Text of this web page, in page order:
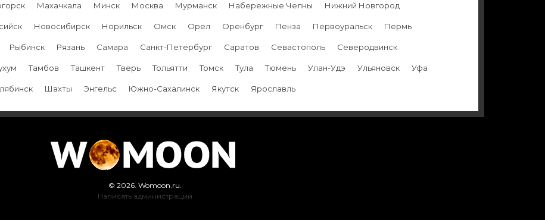
Махачкала Минск Москва Мурманск Набережные Челны Нижний Новгород
Новосибирск Норильск Омск Орел Оренбург Пенза Первоуральск Пермь
Рыбинск Рязань Самара Санкт-Петербург Саратов Севастополь Северодвинск
Тамбов Ташкент Тверь Тольятти Томск Тула Тюмень Улан-Удэ Ульяновск Уфа
Шахты Энгельс Южно-Сахалинск Якутск Ярославль
© 2026. Womoon.ru.
Написать администрации